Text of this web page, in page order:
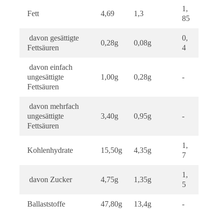
Fett 4,69 1,3
1,
85
davon gesättigte
Fettsäuren
0,28g 0,08g
0,
4
davon einfach
ungesättigte
Fettsäuren
1,00g 0,28g -
davon mehrfach
ungesättigte
Fettsäuren
3,40g 0,95g -
Kohlenhydrate 15,50g 4,35g
1,
7
davon Zucker 4,75g 1,35g
1,
5
Ballaststoffe 47,80g 13,4g -